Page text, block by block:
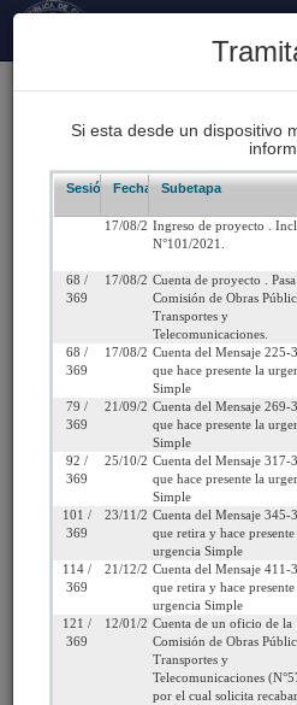
Proyectos de Ley
Sesiones
Boletín
Modifica la Ley
la Ley de
competencia en
Fecha de
Ingreso:
Martes 17 de Agosto,
2021
de Origen:
C.Diputados
Proyecto de ley
Si esta desde un dispositivo
Sesión/Leg.
Fecha Subetapa
17/08/2021Ingreso de proyecto .
N°101/2021.
68 /
369
17/08/2021Cuenta de proyecto . Pasa
Comisión de Obras
Transportes y
Telecomunicaciones.
68 /
369
17/08/2021Cuenta del Mensaje 225-
que hace presente la
Simple
79 /
369
21/09/2021Cuenta del Mensaje 269-
que hace presente la
Simple
92 /
369
25/10/2021Cuenta del Mensaje 317-
que hace presente la
Simple
101 /
369
23/11/2021Cuenta del Mensaje 345-
que retira y hace presente
urgencia Simple
114 /
369
21/12/2021Cuenta del Mensaje 411-
que retira y hace presente
urgencia Simple
121 /
369
12/01/2022Cuenta de un oficio de la
Comisión de Obras
Transportes y
Telecomunicaciones
por el cual solicita